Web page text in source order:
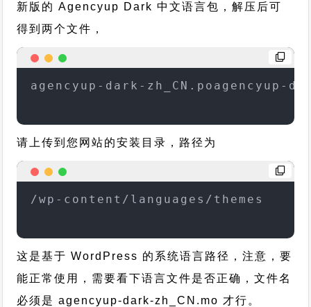
新版的 Agencyup Dark 中文语言包，解压后可
得到两个文件，
agencyup-dark-zh_CN.poagencyup-
请上传到您网站的安装目录，路径为
/wp-content/languages/themes
这是基于 WordPress 的系统语言路径，注意，要
能正常使用，需要看下语言文件是否正确，文件名
必须是 agencyup-dark-zh_CN.mo 才行。